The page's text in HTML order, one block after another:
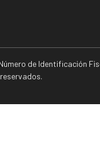
de Identificación